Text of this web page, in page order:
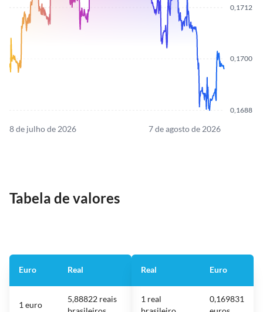
0,1688
0,1700
0,1712
8 de julho de 2026 7 de agosto de 2026
Tabela de valores
Euro Real
1 euro
5,88822 reais
Real Euro
1 real
0,169831